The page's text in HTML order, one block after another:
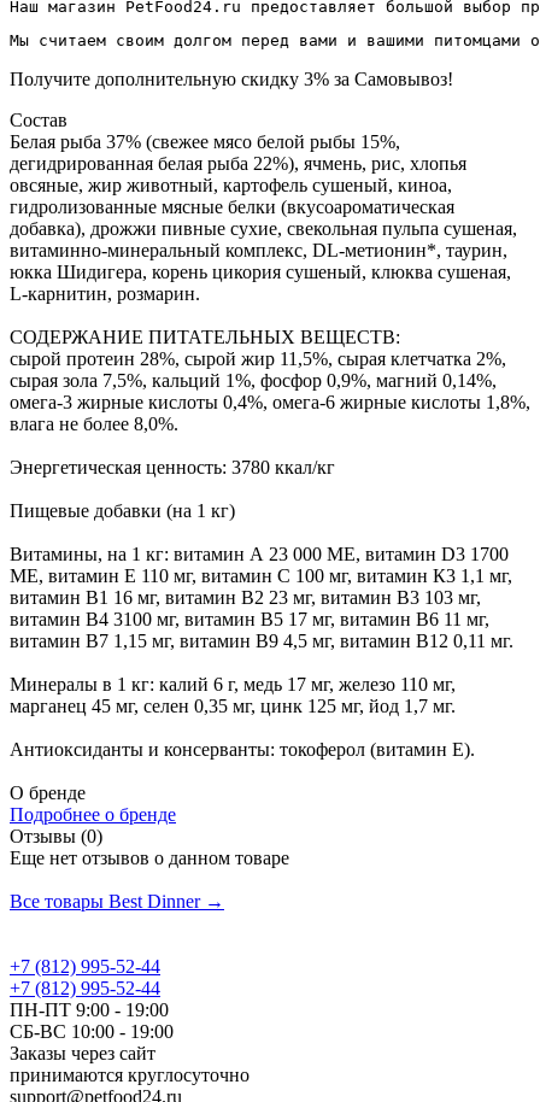
Наш магазин PetFood24.ru предоставляет большой выбор
Мы считаем своим долгом перед вами и вашими
Получите дополнительную скидку 3% за Самовывоз!
Состав
Белая рыба 37% (свежее мясо белой рыбы 15%,
дегидрированная белая рыба 22%), ячмень, рис, хлопья
овсяные, жир животный, картофель сушеный, киноа,
гидролизованные мясные белки (вкусоароматическая
добавка), дрожжи пивные сухие, свекольная пульпа сушеная,
витаминно-минеральный комплекс, DL-метионин*, таурин,
юкка Шидигера, корень цикория сушеный, клюква сушеная,
L-карнитин, розмарин.
СОДЕРЖАНИЕ ПИТАТЕЛЬНЫХ ВЕЩЕСТВ:
сырой протеин 28%, сырой жир 11,5%, сырая клетчатка 2%,
сырая зола 7,5%, кальций 1%, фосфор 0,9%, магний 0,14%,
омега-3 жирные кислоты 0,4%, омега-6 жирные кислоты 1,8%,
влага не более 8,0%.
Энергетическая ценность: 3780 ккал/кг
Пищевые добавки (на 1 кг)
Витамины, на 1 кг: витамин А 23 000 МЕ, витамин D3 1700
МЕ, витамин Е 110 мг, витамин С 100 мг, витамин К3 1,1 мг,
витамин B1 16 мг, витамин B2 23 мг, витамин B3 103 мг,
витамин B4 3100 мг, витамин B5 17 мг, витамин B6 11 мг,
витамин B7 1,15 мг, витамин B9 4,5 мг, витамин B12 0,11 мг.
Минералы в 1 кг: калий 6 г, медь 17 мг, железо 110 мг,
марганец 45 мг, селен 0,35 мг, цинк 125 мг, йод 1,7 мг.
Антиоксиданты и консерванты: токоферол (витамин Е).
О бренде
Подробнее о бренде
Отзывы (0)
Еще нет отзывов о данном товаре
Все товары Best Dinner →
+7 (812) 995-52-44
+7 (812) 995-52-44
ПН-ПТ 9:00 - 19:00
СБ-ВС 10:00 - 19:00
Заказы через сайт
принимаются круглосуточно
support@petfood24.ru